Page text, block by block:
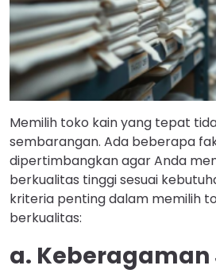
Memilih toko kain yang tepat
sembarangan. Ada beberapa
dipertimbangkan agar Anda
berkualitas tinggi sesuai
kriteria penting dalam memilih
berkualitas:
a. Keberagaman